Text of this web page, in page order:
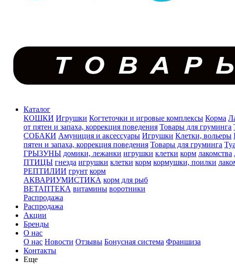
Каталог
КОШКИ Игрушки Когтеточки и игровые комплексы Корма
от пятен и запаха, коррекция поведения Товары для груминга
СОБАКИ Амуниция и аксессуары Игрушки Клетки, вольеры
пятен и запаха, коррекция поведения Товары для груминга
ГРЫЗУНЫ домики, лежанки игрушки клетки корм лакомства
ПТИЦЫ гнезда игрушки клетки корм кормушки, поилки
РЕПТИЛИИ грунт корм
АКВАРИУМИСТИКА корм для рыб
ВЕТАПТЕКА витамины воротники
Распродажа
Распродажа
Акции
Бренды
О нас
О нас Новости Отзывы Бонусная система Франшиза
Контакты
Еще